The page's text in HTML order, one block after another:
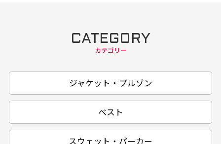
CATEGORY
カテゴリー
ジャケット・ブルゾン
ベスト
スウェット・パーカー